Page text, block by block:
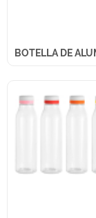
BOTELLA DE